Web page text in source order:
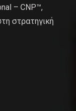
– CNP™,
στρατηγική